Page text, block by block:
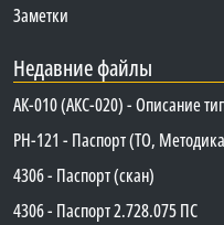
Заметки
Недавние файлы
АК-010 (АКС-020) - Описание
PH-121 - Паспорт (ТО,
4306 - Паспорт (скан)
4306 - Паспорт 2.728.075 ПС